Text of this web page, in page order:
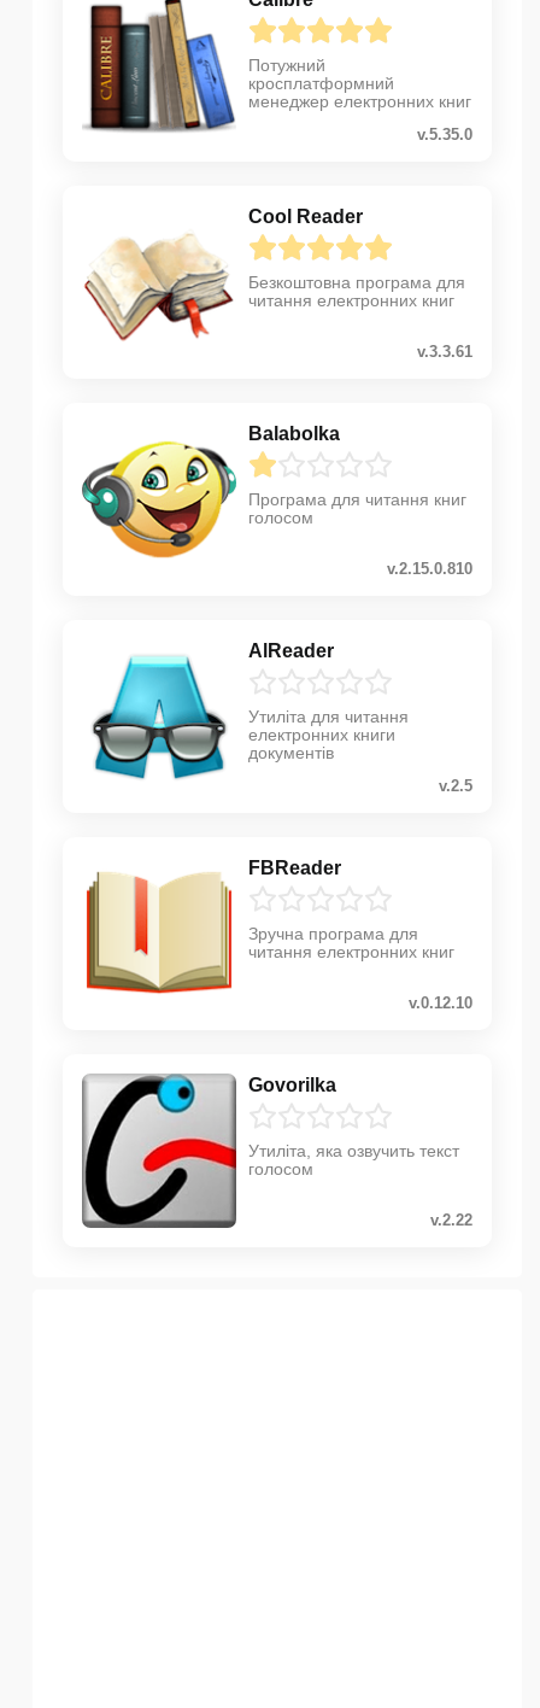
Потужний
кросплатформний
менеджер електронних книг
v.5.35.0
Cool Reader
Безкоштовна програма для
читання електронних книг
v.3.3.61
Balabolka
Програма для читання книг
голосом
v.2.15.0.810
AlReader
Утиліта для читання
електронних книги
документів
v.2.5
FBReader
Зручна програма для
читання електронних книг
v.0.12.10
Govorilka
Утиліта, яка озвучить текст
голосом
v.2.22